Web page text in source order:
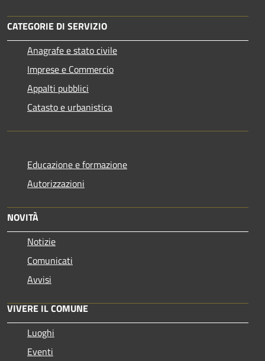
CATEGORIE DI SERVIZIO
Anagrafe e stato civile
Imprese e Commercio
Appalti pubblici
Catasto e urbanistica
Educazione e formazione
Autorizzazioni
NOVITÀ
Notizie
Comunicati
Avvisi
VIVERE IL COMUNE
Luoghi
Eventi